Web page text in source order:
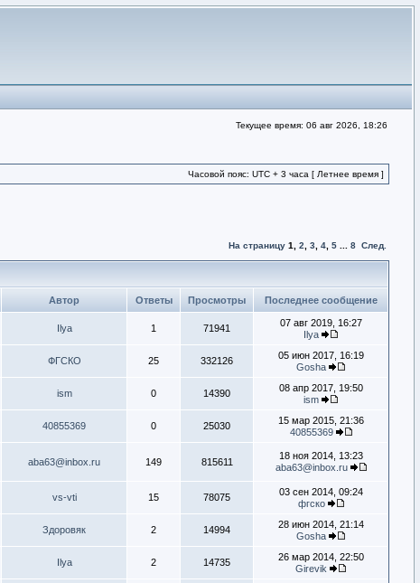
Текущее время: 06 авг 2026, 18:26
Часовой пояс: UTC + 3 часа [ Летнее время ]
На страницу 1 2 3 4 5 8 След.
Автор Ответы Просмотры Последнее сообщение
Ilya 1 71941
07 авг 2019, 16:27
Ilya
ФГСКО 25 332126
05 июн 2017, 16:19
Gosha
ism 0 14390
08 апр 2017, 19:50
ism
40855369 0 25030
15 мар 2015, 21:36
40855369
aba63@inbox.ru 149 815611
18 ноя 2014, 13:23
aba63@inbox.ru
vs-vti 15 78075
03 сен 2014, 09:24
фгско
Здоровяк 2 14994
28 июн 2014, 21:14
Gosha
Ilya 2 14735
26 мар 2014, 22:50
Girevik